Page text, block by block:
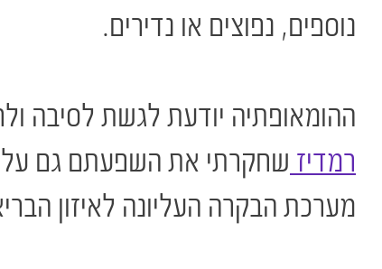
נוספים, נפוצים או נדירים.
ההומאופתיה יודעת לגשת לסיבה
רמדיז
מערכת הבקרה העליונה לאיזון